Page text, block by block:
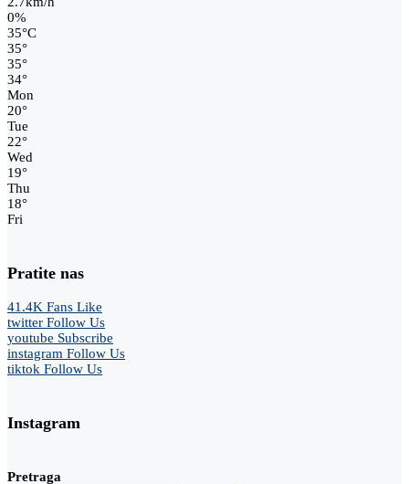
0%
35°C
35°
35°
34°
Mon
20°
Tue
22°
Wed
19°
Thu
18°
Fri
Pratite nas
41.4K Fans Like
twitter Follow Us
youtube Subscribe
instagram Follow Us
tiktok Follow Us
Instagram
Pretraga